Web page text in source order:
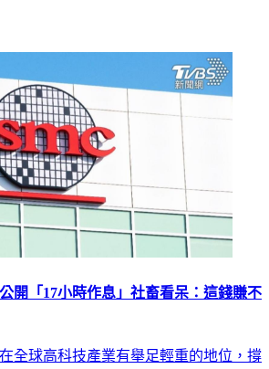
開「17小時作息」社畜看呆：這錢賺不
全球高科技產業有舉足輕重的地位，撐